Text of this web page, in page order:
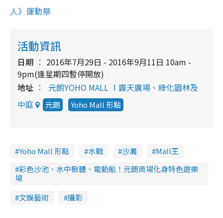
人》運動祭
活動資訊
日期
2016年7月29日 - 2016年9月11日 10am -
9pm(逢星期四暫停開放)
地址
元朗YOHO MALL Ⅰ露天廣場、綠化園林及
中庭
元朗 Yoho Mall 形點
Yoho Mall 形點 水戰 沙灘
Mall王
彩色沙池、水中鞦韆、電動船！元朗商場化身特色遊樂
場
文娛藝術
攝影